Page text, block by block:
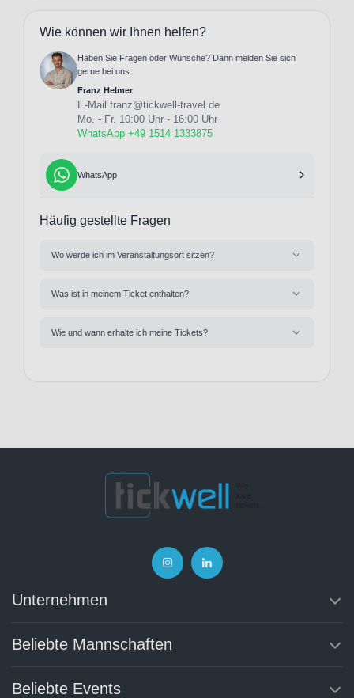
Wie können wir Ihnen helfen?
Haben Sie Fragen oder Wünsche? Dann melden Sie sich
gerne bei uns.
Franz Helmer
E-Mail franz@tickwell-travel.de
Mo. - Fr. 10:00 Uhr - 16:00 Uhr
WhatsApp +49 1514 1333875
WhatsApp
Häufig gestellte Fragen
Wo werde ich im Veranstaltungsort sitzen?
Was ist in meinem Ticket enthalten?
Wie und wann erhalte ich meine Tickets?
Unternehmen
Beliebte Mannschaften
Beliebte Events